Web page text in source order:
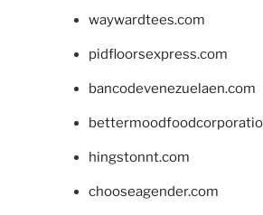
waywardtees.com
pidfloorsexpress.com
bancodevenezuelaen.com
hingstonnt.com
chooseagender.com